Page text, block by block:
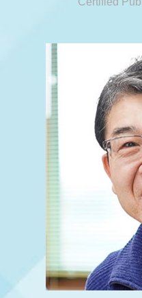
法人成り 目安
税務調査 時期
税務調査 いつ来
税務調査 結果
節税対策 不動産
節税対策 車
決算前 節税対策
法人税 申告期限
法人 決算 節税
節税対策 個人
税務相談
相続税 いくらか
相続時精算課税
相続税 マンショ
相続税 生前贈与
相続 生前贈与
相続税 障害者控
相続税 変遷
相続税 対策 不
相続税 還付
相続税対策 生命
姫路市 相続 対策
明石市 起業支援
神戸市 相続 対策
大阪市 節税対策
大阪市 税務顧問
神戸市 節税対策
姫路市 事業承継
姫路市 税務相談
神戸市 会社設立
明石市 税務相談
明石市 会社設立
神戸市 相続税
大阪市 会社設立